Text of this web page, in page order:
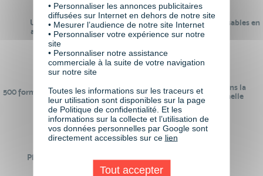
Un réseau de 22 000
anciens participants
100% des formations réalisables en
digital learning
500 formations pour se préparer au
monde de demain
24 ans d'expérience dans la
formation professionnelle
Plus de 50 formations
Des intervenants
• Personnaliser les annonces publicitaires
diffusées sur Internet en dehors de notre site
• Mesurer l’audience de notre site Internet
• Personnaliser votre expérience sur notre
site
• Personnaliser notre assistance
commerciale à la suite de votre navigation
sur notre site
Toutes les informations sur les traceurs et
leur utilisation sont disponibles sur la page
de Politique de confidentialité. Et les
informations sur la collecte et l’utilisation de
vos données personnelles par Google sont
directement accessibles sur ce lien
Tout accepter